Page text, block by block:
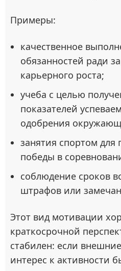
Примеры:
качественное
обязанностей ради
карьерного роста;
учеба с целью
показателей
одобрения
занятия спортом для
победы в
соблюдение сроков
штрафов или
Этот вид мотивации
краткосрочной
стабилен: если
интерес к активности